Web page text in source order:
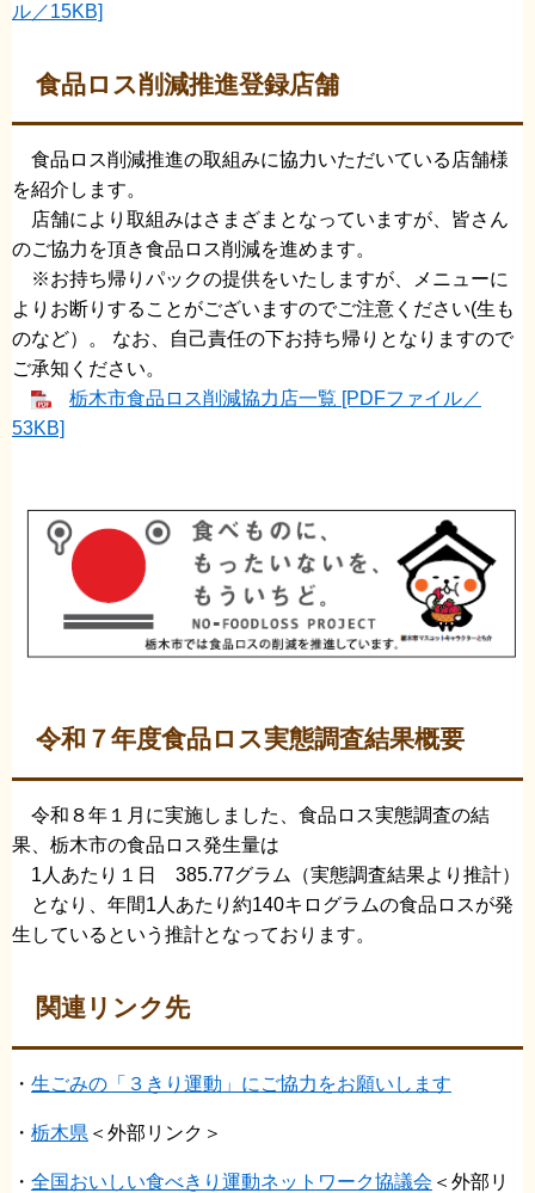
ル／15KB]
食品ロス削減推進登録店舗
食品ロス削減推進の取組みに協力いただいている店舗様
を紹介します。
店舗により取組みはさまざまとなっていますが、皆さん
のご協力を頂き食品ロス削減を進めます。
※お持ち帰りパックの提供をいたしますが、メニューに
よりお断りすることがございますのでご注意ください(生も
のなど）。 なお、自己責任の下お持ち帰りとなりますので
ご承知ください。
栃木市食品ロス削減協力店一覧 [PDFファイル／
53KB]
令和７年度食品ロス実態調査結果概要
令和８年１月に実施しました、食品ロス実態調査の結
果、栃木市の食品ロス発生量は
1人あたり１日 385.77グラム（実態調査結果より推計）
となり、年間1人あたり約140キログラムの食品ロスが発
生しているという推計となっております。
関連リンク先
・ 生ごみの「３きり運動」にご協力をお願いします
・ 栃木県 ＜外部リンク＞
・ 全国おいしい食べきり運動ネットワーク協議会 ＜外部リ